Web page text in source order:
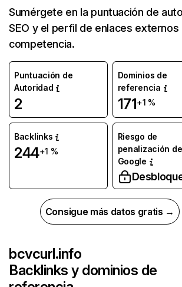
Sumérgete en la puntuación de
SEO y el perfil de enlaces externos
competencia.
Puntuación de
Autoridad
2
Dominios de
referencia
171+1 %
Backlinks
244+1 %
Riesgo de
penalización de
Google
Consigue más datos gratis →
bcvcurl.info
Backlinks y dominios de